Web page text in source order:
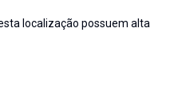
localização possuem alta